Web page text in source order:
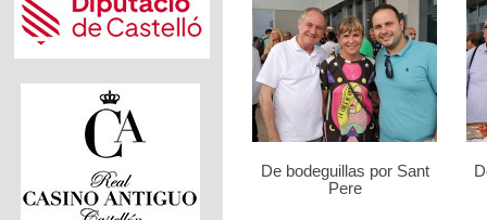
De bodeguillas por Sant
Pere